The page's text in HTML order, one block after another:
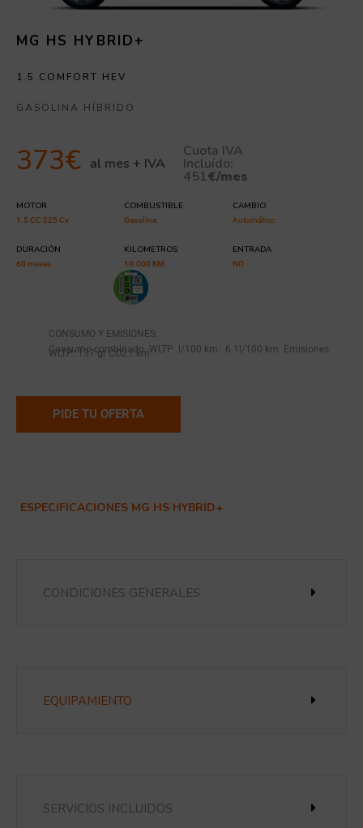
MG HS HYBRID+
1.5 COMFORT HEV
GASOLINA HÍBRIDO
373€ al mes + IVA
Cuota IVA
Incluído:
451€/mes
MOTOR
1.5 CC 225 Cv
COMBUSTIBLE
Gasolina
CAMBIO
Automático
DURACIÓN
60 meses
KILOMETROS
10.000 KM
ENTRADA
NO
CONSUMO Y EMISIONES:
Consumo combinado WLTP l/100 km: 6.1l/100 km. Emisiones
WLTP: 137 gr CO2 / km
PIDE TU OFERTA
ESPECIFICACIONES MG HS HYBRID+
CONDICIONES GENERALES
EQUIPAMIENTO
SERVICIOS INCLUIDOS